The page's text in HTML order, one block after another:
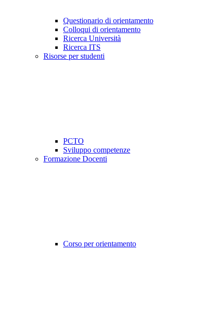
Questionario di orientamento
Colloqui di orientamento
Ricerca Università
Ricerca ITS
Risorse per studenti
PCTO
Sviluppo competenze
Formazione Docenti
Corso per orientamento